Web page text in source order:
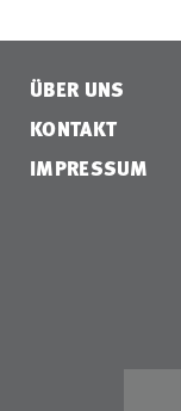
ÜBER UNS
KONTAKT
IMPRESSUM